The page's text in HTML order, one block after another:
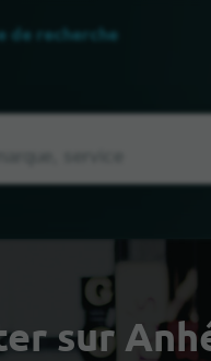
de recherche
sur